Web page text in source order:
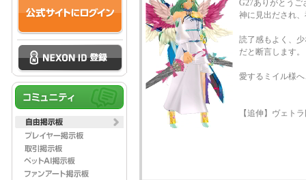
G27ありがとうご
神に見出だされ
読了感もよく、
だと断言します。
愛するミイル様
【追伸】ヴェト